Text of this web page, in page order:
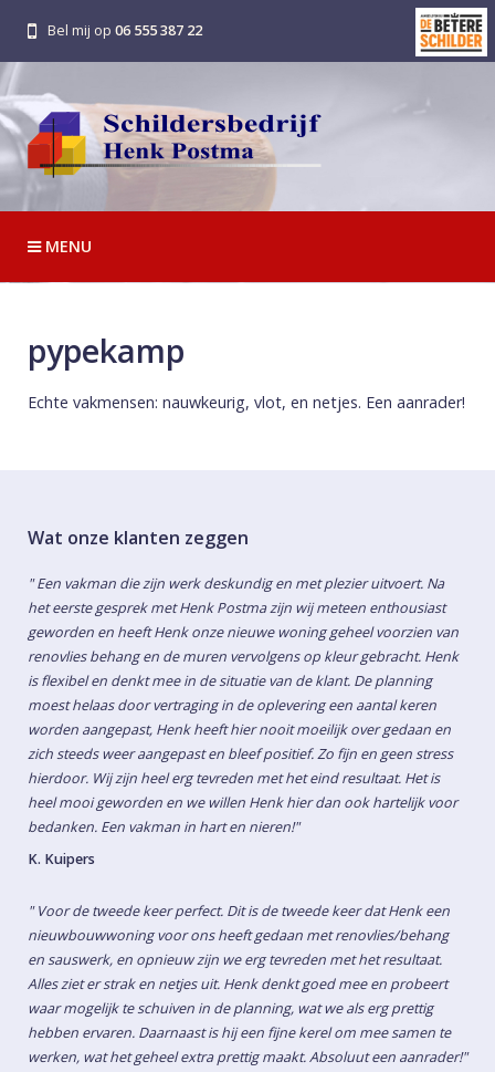
Bel mij op 06 555 387 22
MENU
pypekamp
Echte vakmensen: nauwkeurig, vlot, en netjes. Een aanrader!
Wat onze klanten zeggen
" Een vakman die zijn werk deskundig en met plezier uitvoert. Na
het eerste gesprek met Henk Postma zijn wij meteen enthousiast
geworden en heeft Henk onze nieuwe woning geheel voorzien van
renovlies behang en de muren vervolgens op kleur gebracht. Henk
is flexibel en denkt mee in de situatie van de klant. De planning
moest helaas door vertraging in de oplevering een aantal keren
worden aangepast, Henk heeft hier nooit moeilijk over gedaan en
zich steeds weer aangepast en bleef positief. Zo fijn en geen stress
hierdoor. Wij zijn heel erg tevreden met het eind resultaat. Het is
heel mooi geworden en we willen Henk hier dan ook hartelijk voor
bedanken. Een vakman in hart en nieren!"
K. Kuipers
" Voor de tweede keer perfect. Dit is de tweede keer dat Henk een
nieuwbouwwoning voor ons heeft gedaan met renovlies/behang
en sauswerk, en opnieuw zijn we erg tevreden met het resultaat.
Alles ziet er strak en netjes uit. Henk denkt goed mee en probeert
waar mogelijk te schuiven in de planning, wat we als erg prettig
hebben ervaren. Daarnaast is hij een fijne kerel om mee samen te
werken, wat het geheel extra prettig maakt. Absoluut een aanrader!"